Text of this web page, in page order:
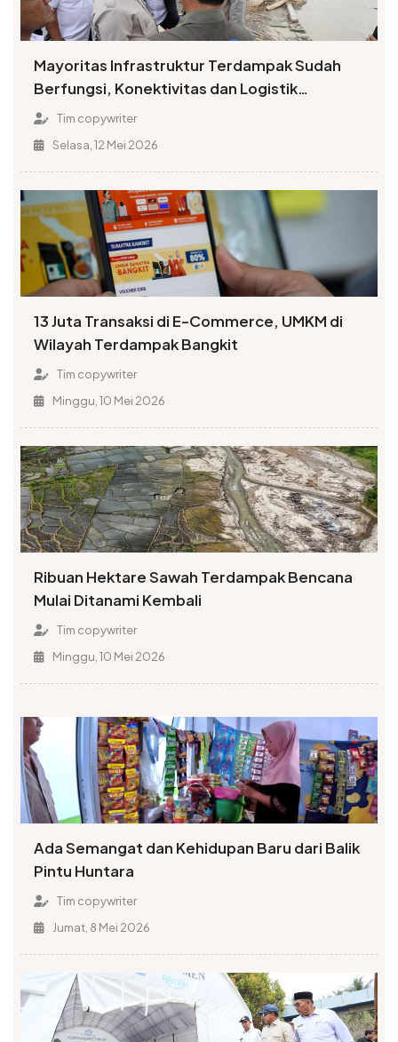
Mayoritas Infrastruktur Terdampak Sudah
Berfungsi, Konektivitas dan Logistik
Berangsur Normal
Tim copywriter
Selasa, 12 Mei 2026
13 Juta Transaksi di E-Commerce, UMKM di
Wilayah Terdampak Bangkit
Tim copywriter
Minggu, 10 Mei 2026
Ribuan Hektare Sawah Terdampak Bencana
Mulai Ditanami Kembali
Tim copywriter
Minggu, 10 Mei 2026
Ada Semangat dan Kehidupan Baru dari Balik
Pintu Huntara
Tim copywriter
Jumat, 8 Mei 2026